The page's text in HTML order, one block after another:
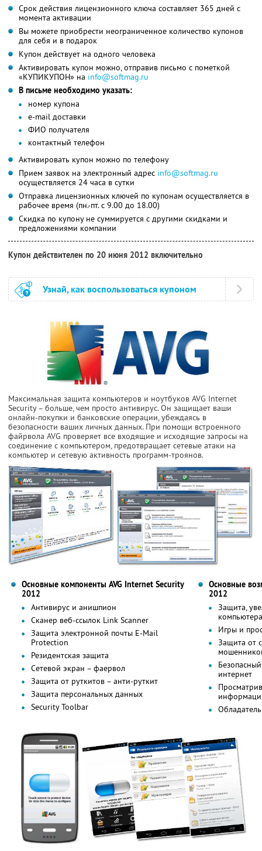
Срок действия лицензионного ключа составляет 365 дней с
момента активации
Вы можете приобрести неограниченное количество купонов
для себя и в подарок
Купон действует на одного человека
Активировать купон можно, отправив письмо с пометкой
«КУПИКУПОН» на info@softmag.ru
В письме необходимо указать:
номер купона
e-mail доставки
ФИО получателя
контактный телефон
Активировать купон можно по телефону
Прием заявок на электронный адрес info@softmag.ru
осуществляется 24 часа в сутки
Отправка лицензионных ключей по купонам осуществляется в
рабочее время (пн.-пт. с 9.00 до 18.00)
Скидка по купону не суммируется с другими скидками и
предложениями компании
Купон действителен по 20 июня 2012 включительно
Узнай, как воспользоваться купоном
Максимальная защита компьютеров и ноутбуков AVG Internet
Security – больше, чем просто антивирус. Он защищает ваши
онлайн-покупки и банковские операции, убеждаясь в
безопасности ваших личных данных. При помощи встроенного
файрвола AVG проверяет все входящие и исходящие запросы на
соединение с компьютером, предотвращает сетевые атаки на
компьютер и сетевую активность программ-троянов.
Основные компоненты AVG Internet Security
2012
Антивирус и анишпион
Сканер веб-ссылок Link Scanner
Защита электронной почты E-Mail
Protection
Резидентская защита
Сетевой экран – фаервол
Защита от руткитов – анти-руткит
Защита персональных данных
Security Toolbar
Основные
2012
Защита,
компьютера
Игры и
Защита от
интернет